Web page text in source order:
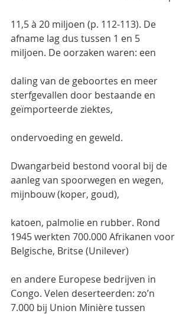
11,5 à 20 miljoen (p. 112-113). De
afname lag dus tussen 1 en 5
miljoen. De oorzaken waren: een
daling van de geboortes en meer
sterfgevallen door bestaande en
geïmporteerde ziektes,
ondervoeding en geweld.
Dwangarbeid bestond vooral bij de
aanleg van spoorwegen en wegen,
mijnbouw (koper, goud),
katoen, palmolie en rubber. Rond
1945 werkten 700.000 Afrikanen voor
Belgische, Britse (Unilever)
en andere Europese bedrijven in
Congo. Velen deserteerden: zo’n
7.000 bij Union Minière tussen